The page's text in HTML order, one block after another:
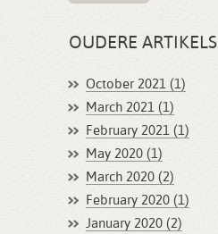
OUDERE ARTIKELS
October 2021 (1)
March 2021 (1)
February 2021 (1)
May 2020 (1)
March 2020 (2)
February 2020 (1)
January 2020 (2)